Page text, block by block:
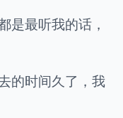
是最听我的话，
的时间久了，我